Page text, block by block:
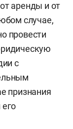
аренды и от
случае,
провести
с
признания